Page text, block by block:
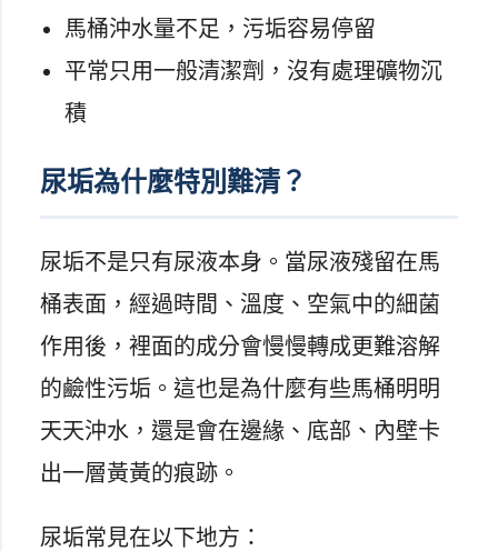
馬桶沖水量不足，污垢容易停留
平常只用一般清潔劑，沒有處理礦物沉
積
尿垢為什麼特別難清？
尿垢不是只有尿液本身。當尿液殘留在馬
桶表面，經過時間、溫度、空氣中的細菌
作用後，裡面的成分會慢慢轉成更難溶解
的鹼性污垢。這也是為什麼有些馬桶明明
天天沖水，還是會在邊緣、底部、內壁卡
出一層黃黃的痕跡。
尿垢常見在以下地方：